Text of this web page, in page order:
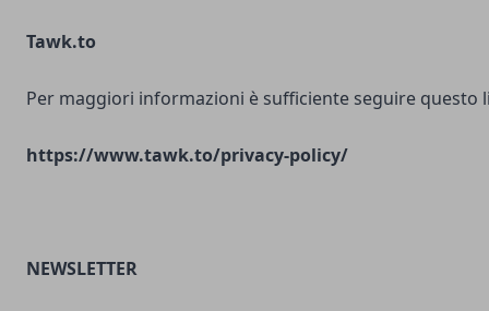
Tawk.to
Per maggiori informazioni è sufficiente seguire questo
https://www.tawk.to/privacy-policy/
NEWSLETTER